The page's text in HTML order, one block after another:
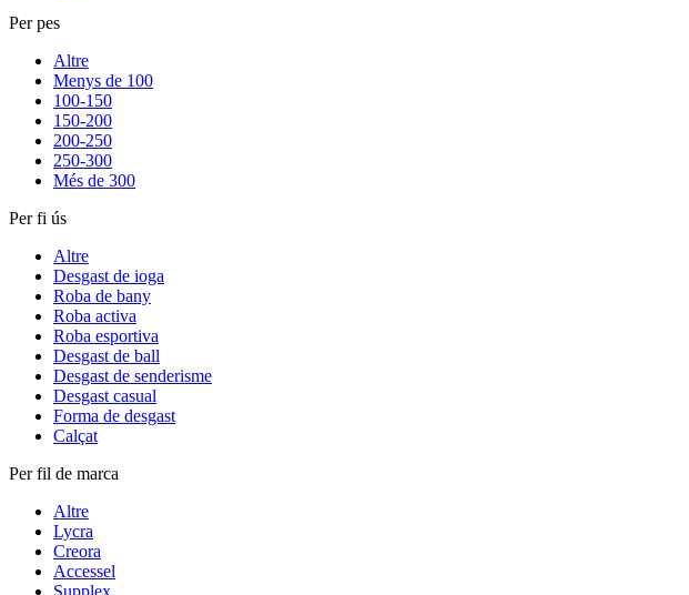
Per pes
Altre
Menys de 100
100-150
150-200
200-250
250-300
Més de 300
Per fi ús
Altre
Desgast de ioga
Roba de bany
Roba activa
Roba esportiva
Desgast de ball
Desgast de senderisme
Desgast casual
Forma de desgast
Calçat
Per fil de marca
Altre
Lycra
Creora
Accessel
Supplex